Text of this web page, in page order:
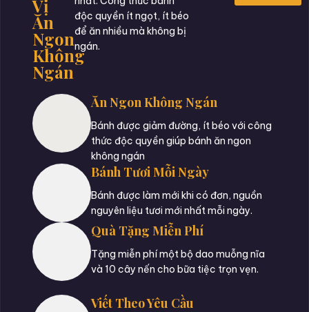
Vị
Ăn
Ngon
Không
Ngán
độc quyền ít ngọt, ít béo
để ăn nhiều mà không bị
ngán.
Ăn Ngon Không Ngán
Bánh được giảm đường, ít béo với công
thức độc quyền giúp bánh ăn ngon
không ngán
Bánh Tươi Mỗi Ngày
Bánh được làm mới khi có đơn, nguồn
nguyên liệu tươi mới nhất mỗi ngày.
Quà Tặng Miễn Phí
Tặng miễn phí một bộ dao muỗng nĩa
và 10 cây nến cho bữa tiệc trọn vẹn.
Viết Theo Yêu Cầu